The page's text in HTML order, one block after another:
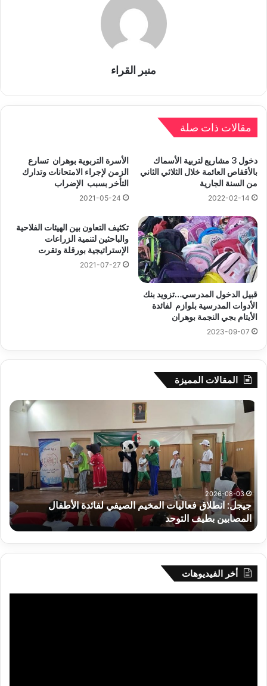
منبر القراء
مقالات ذات صلة
دخول 3 مشاريع لتربية الأسماك
بالأقفاص العائمة خلال الثلاثي الثاني
من السنة الجارية
2022-02-14
الأسرة التربوية بوهران تسارع
الزمن لإجراء الامتحانات وتدارك
التأخر بسبب الإضراب
2021-05-24
قبيل الدخول المدرسي…تزويد بنك
الأدوات المدرسية بلوازم لفائدة
الأيتام بجي النجمة بوهران
2023-09-07
تكثيف التعاون بين الهيئات الفلاحية
والباحثين لتنمية الزراعات
الإستراتيجية بورقلة وتقرت
2021-07-27
المقالات المميزة
الأطفال
الدور
التمهيدي
لأبطال
إفريقيا
وكأس
الكونفدرالية
يوم
الخميس
بالقاهرة
2026-08-03
سحب قرعة الدور التمهيدي لأبطال
يوم الخميس بالقاهرة
أخر الفيديوهات